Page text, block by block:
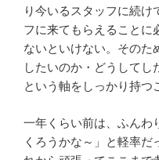
り今いるスタッフに続け
フに来てもらえることに
ないといけない。そのた
したいのか・どうしてし
という軸をしっかり持つ
一年くらい前は、ふんわ
くろうかな～」と軽率